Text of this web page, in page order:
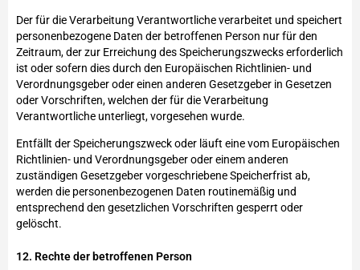
Der für die Verarbeitung Verantwortliche verarbeitet und speichert
personenbezogene Daten der betroffenen Person nur für den
Zeitraum, der zur Erreichung des Speicherungszwecks erforderlich
ist oder sofern dies durch den Europäischen Richtlinien- und
Verordnungsgeber oder einen anderen Gesetzgeber in Gesetzen
oder Vorschriften, welchen der für die Verarbeitung
Verantwortliche unterliegt, vorgesehen wurde.
Entfällt der Speicherungszweck oder läuft eine vom Europäischen
Richtlinien- und Verordnungsgeber oder einem anderen
zuständigen Gesetzgeber vorgeschriebene Speicherfrist ab,
werden die personenbezogenen Daten routinemäßig und
entsprechend den gesetzlichen Vorschriften gesperrt oder
gelöscht.
12. Rechte der betroffenen Person